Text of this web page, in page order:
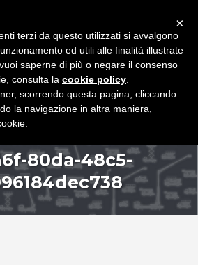
80da-48c5-
×
terzi da questo utilizzati si avvalgono
ed utili alle finalità illustrate
saperne di più o negare il consenso
consulta la cookie policy
scorrendo questa pagina, cliccando
la navigazione in altra maniera,